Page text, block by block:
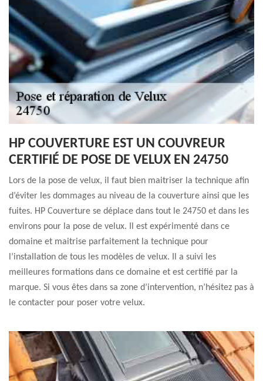
HP COUVERTURE EST UN COUVREUR
CERTIFIÉ DE POSE DE VELUX EN 24750
Lors de la pose de velux, il faut bien maitriser la technique afin
d’éviter les dommages au niveau de la couverture ainsi que les
fuites. HP Couverture se déplace dans tout le 24750 et dans les
environs pour la pose de velux. Il est expérimenté dans ce
domaine et maitrise parfaitement la technique pour
l’installation de tous les modèles de velux. Il a suivi les
meilleures formations dans ce domaine et est certifié par la
marque. Si vous êtes dans sa zone d’intervention, n’hésitez pas à
le contacter pour poser votre velux.